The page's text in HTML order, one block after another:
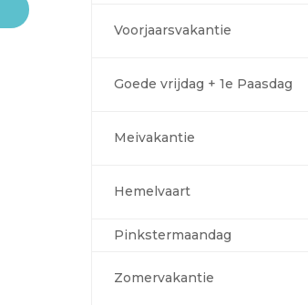
Voorjaarsvakantie
Goede vrijdag + 1e Paasdag
Meivakantie
Hemelvaart
Pinkstermaandag
Zomervakantie